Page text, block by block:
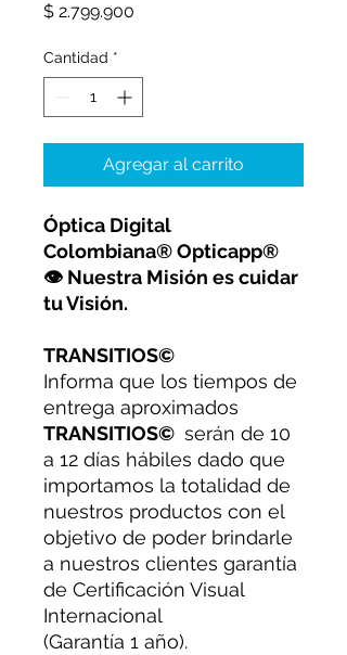
$ 2.799.900
Cantidad *
Agregar al carrito
Óptica Digital
Colombiana® Opticapp®
👁 Nuestra Misión es cuidar
tu Visión.
TRANSITIOS©
Informa que los tiempos de
entrega aproximados
TRANSITIOS© serán de 10
a 12 días hábiles dado que
importamos la totalidad de
nuestros productos con el
objetivo de poder brindarle
a nuestros clientes garantía
de Certificación Visual
Internacional
(Garantía 1 año).